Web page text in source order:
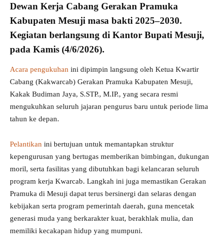
Dewan Kerja Cabang Gerakan Pramuka
Kabupaten Mesuji masa bakti 2025–2030.
Kegiatan berlangsung di Kantor Bupati Mesuji,
pada Kamis (4/6/2026).
Acara pengukuhan ini dipimpin langsung oleh Ketua Kwartir
Cabang (Kakwarcab) Gerakan Pramuka Kabupaten Mesuji,
Kakak Budiman Jaya, S.STP., M.IP., yang secara resmi
mengukuhkan seluruh jajaran pengurus baru untuk periode lima
tahun ke depan.
Pelantikan ini bertujuan untuk memantapkan struktur
kepengurusan yang bertugas memberikan bimbingan, dukungan
moril, serta fasilitas yang dibutuhkan bagi kelancaran seluruh
program kerja Kwarcab. Langkah ini juga memastikan Gerakan
Pramuka di Mesuji dapat terus bersinergi dan selaras dengan
kebijakan serta program pemerintah daerah, guna mencetak
generasi muda yang berkarakter kuat, berakhlak mulia, dan
memiliki kecakapan hidup yang mumpuni.